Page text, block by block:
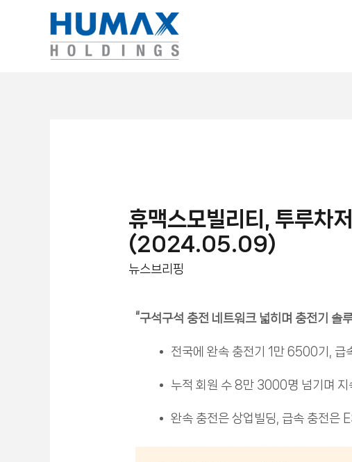
휴맥스모빌리티, 투루차
(2024.05.09)
뉴스브리핑
“구석구석 충전 네트워크 넓히며 충전기 솔
전국에 완속 충전기 1만 6500기, 급
누적 회원 수 8만 3000명 넘기며 지
완속 충전은 상업빌딩, 급속 충전은